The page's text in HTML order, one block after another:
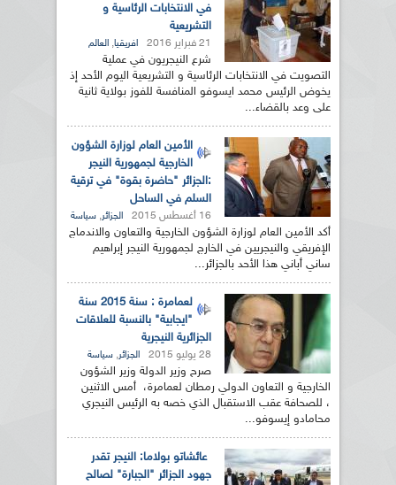
في الانتخابات الرئاسية و
التشريعية
21 فبراير 2016 افريقيا, العالم
شرع النيجريون في عملية
التصويت في الانتخابات الرئاسية و التشريعية اليوم الأحد إذ
يخوض الرئيس محمد ايسوفو المنافسة للفوز بولاية ثانية
على وعد بالقضاء...
الأمين العام لوزارة الشؤون
الخارجية لجمهورية النيجر
:الجزائر "حاضرة بقوة" في ترقية
السلم في الساحل
16 أغسطس 2015 الجزائر, سياسة
أكد الأمين العام لوزارة الشؤون الخارجية والتعاون والاندماج
الإفريقي والنيجريين في الخارج لجمهورية النيجر إبراهيم
ساني أباني هذا الأحد بالجزائر...
لعمامرة : سنة 2015 سنة
"ايجابية" بالنسبة للعلاقات
الجزائرية النيجرية
28 يوليو 2015 الجزائر, سياسة
صرح وزير الدولة وزير الشؤون
الخارجية و التعاون الدولي رمطان لعمامرة، أمس الاثنين
، للصحافة عقب الاستقبال الذي خصه به الرئيس النيجري
محامادو إيسوفو...
عائشاتو بولاما: النيجر تقدر
جهود الجزائر "الجبارة" لصالح